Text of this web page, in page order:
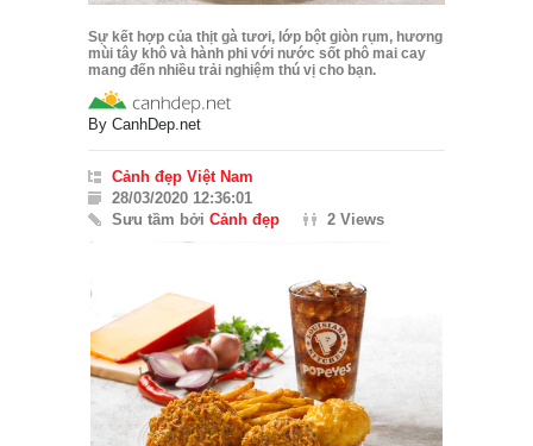
Sự kết hợp của thịt gà tươi, lớp bột giòn rụm, hương
mùi tây khô và hành phi với nước sốt phô mai cay
mang đến nhiều trải nghiệm thú vị cho bạn.
By CanhDep.net
Cảnh đẹp Việt Nam
28/03/2020 12:36:01
Sưu tầm bởi Cảnh đẹp 2 Views